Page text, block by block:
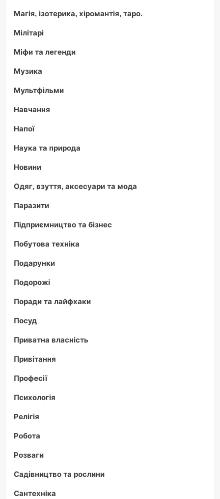
Магія, ізотерика, хіромантія, таро.
Мілітарі
Міфи та легенди
Музика
Мультфільми
Навчання
Напої
Наука та природа
Новини
Одяг, взуття, аксесуари та мода
Паразити
Підприємництво та бізнес
Побутова техніка
Подарунки
Подорожі
Поради та лайфхаки
Посуд
Приватна власність
Привітання
Професії
Психологія
Релігія
Робота
Розваги
Садівництво та рослини
Сантехніка